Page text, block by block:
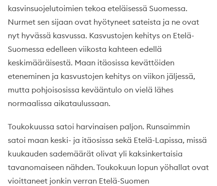
kasvinsuojelutoimien tekoa eteläisessä Suomessa.
Nurmet sen sijaan ovat hyötyneet sateista ja ne ovat
nyt hyvässä kasvussa. Kasvustojen kehitys on Etelä-
Suomessa edelleen viikosta kahteen edellä
keskimääräisestä. Maan itäosissa kevättöiden
eteneminen ja kasvustojen kehitys on viikon jäljessä,
mutta pohjoisosissa kevääntulo on vielä lähes
normaalissa aikataulussaan.
Toukokuussa satoi harvinaisen paljon. Runsaimmin
satoi maan keski- ja itäosissa sekä Etelä-Lapissa, missä
kuukauden sademäärät olivat yli kaksinkertaisia
tavanomaiseen nähden. Toukokuun lopun yöhallat ovat
vioittaneet jonkin verran Etelä-Suomen